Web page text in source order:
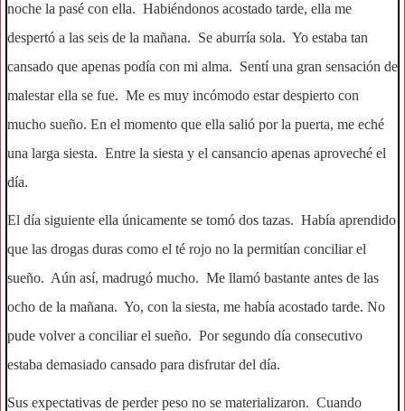
noche la pasé con ella. Habiéndonos acostado tarde, ella me
despertó a las seis de la mañana. Se aburría sola. Yo estaba tan
cansado que apenas podía con mi alma. Sentí una gran sensación de
malestar ella se fue. Me es muy incómodo estar despierto con
mucho sueño. En el momento que ella salió por la puerta, me eché
una larga siesta. Entre la siesta y el cansancio apenas aproveché el
día.
El día siguiente ella únicamente se tomó dos tazas. Había aprendido
que las drogas duras como el té rojo no la permitían conciliar el
sueño. Aún así, madrugó mucho. Me llamó bastante antes de las
ocho de la mañana. Yo, con la siesta, me había acostado tarde. No
pude volver a conciliar el sueño. Por segundo día consecutivo
estaba demasiado cansado para disfrutar del día.
Sus expectativas de perder peso no se materializaron. Cuando